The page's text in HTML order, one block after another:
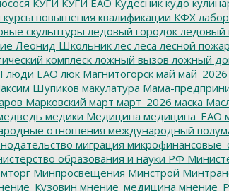
КУГИ КУГИ ЕАО Кудесник кудо
курсы повышения квалификации КФХ
скульптуры ледовый городокледовый
Леонид Школьниклеслеса лесной пожар
комплескложный вызов ложный
люди ЕАО люк Магнитогорск май май_2026
Шупиков макулатура Мама-
Марковский март март_2026 маска
медики Медицина медицина_ЕАО
отношения международный
миграция
образования и науки РФ
Минпросвещения Минстрой
мнение_медицина